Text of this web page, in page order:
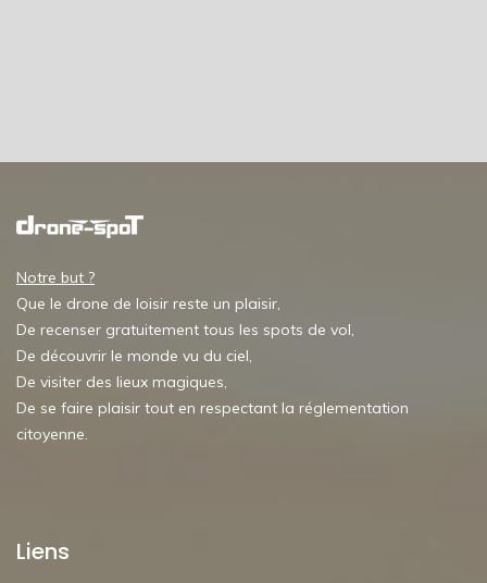
Notre but ?
Que le drone de loisir reste un plaisir,
De recenser gratuitement tous les spots de vol,
De découvrir le monde vu du ciel,
De visiter des lieux magiques,
De se faire plaisir tout en respectant la réglementation
citoyenne.
Liens